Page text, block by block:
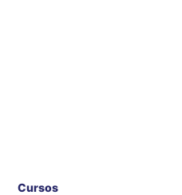
Cursos